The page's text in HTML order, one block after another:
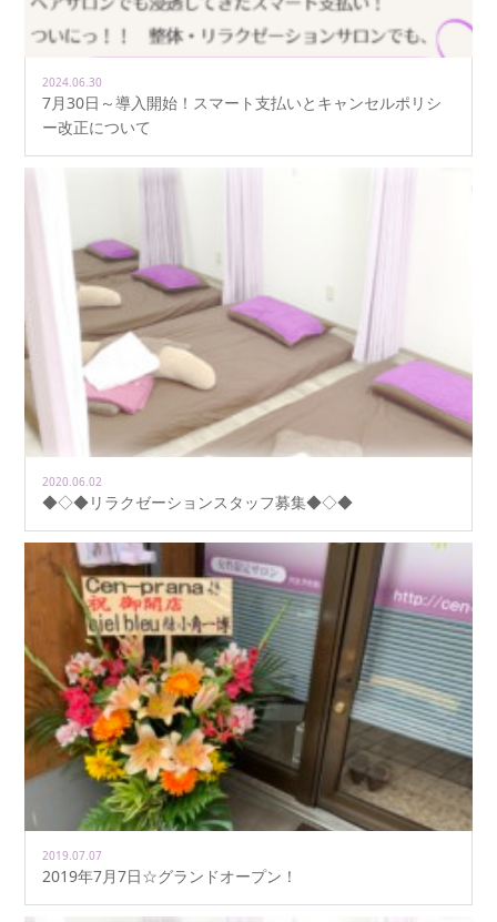
2024.06.30
7月30日～導入開始！スマート支払いとキャンセルポリシ
ー改正について
2020.06.02
◆◇◆リラクゼーションスタッフ募集◆◇◆
2019.07.07
2019年7月7日☆グランドオープン！